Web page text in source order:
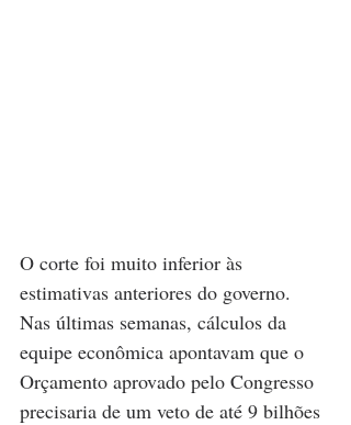
O corte foi muito inferior às
estimativas anteriores do governo.
Nas últimas semanas, cálculos da
equipe econômica apontavam que o
Orçamento aprovado pelo Congresso
precisaria de um veto de até 9 bilhões